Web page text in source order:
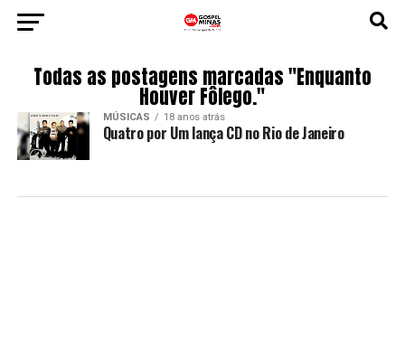
Todas as postagens marcadas "Enquanto
Houver Fôlego."
MÚSICAS 18 anos atrás
Quatro por Um lança CD no Rio de Janeiro